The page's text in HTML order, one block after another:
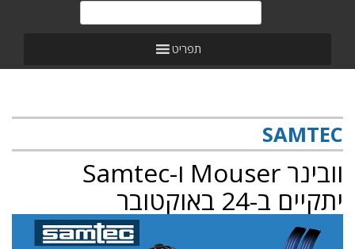
תפריט
SAMTEC
וובינר Mouser ו-Samtec
יתקיים ב-24 באוקטובר